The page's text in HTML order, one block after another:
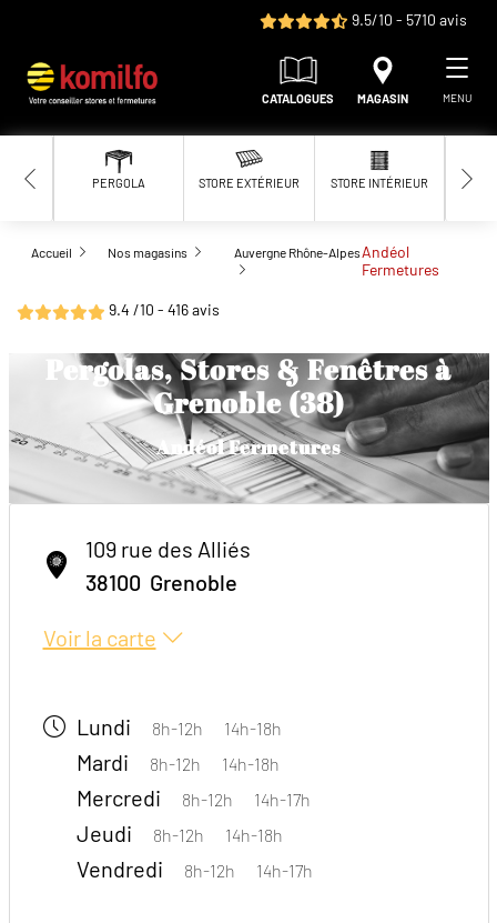
9.5/10 - 5710 avis
CATALOGUES MAGASIN MENU
PERGOLA STORE EXTÉRIEUR STORE INTÉRIEUR
Accueil Nos magasins Auvergne Rhône-AlpesAndéol
Fermetures
9.4 /10 - 416 avis
Pergolas, Stores & Fenêtres à
Grenoble (38)
Andéol Fermetures
109 rue des Alliés
38100 Grenoble
Voir la carte
Lundi 8h-12h 14h-18h
Mardi 8h-12h 14h-18h
Mercredi 8h-12h 14h-17h
Jeudi 8h-12h 14h-18h
Vendredi 8h-12h 14h-17h